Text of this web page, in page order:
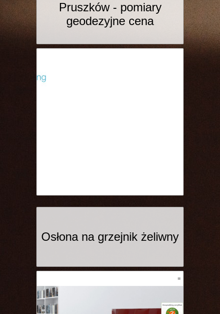
Pruszków - pomiary
geodezyjne cena
Osłona na grzejnik żeliwny